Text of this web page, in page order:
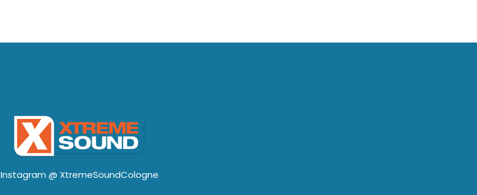
Instagram @ XtremeSoundCologne